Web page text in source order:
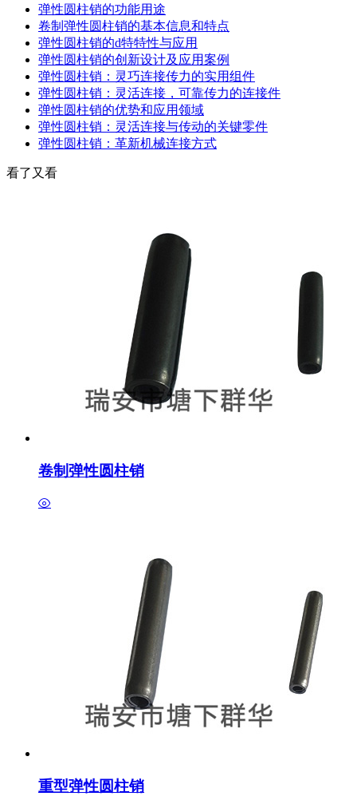
弹性圆柱销的功能用途
卷制弹性圆柱销的基本信息和特点
弹性圆柱销的d特特性与应用
弹性圆柱销的创新设计及应用案例
弹性圆柱销：灵巧连接传力的实用组件
弹性圆柱销：灵活连接，可靠传力的连接件
弹性圆柱销的优势和应用领域
弹性圆柱销：灵活连接与传动的关键零件
弹性圆柱销：革新机械连接方式
看了又看
卷制弹性圆柱销
重型弹性圆柱销